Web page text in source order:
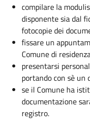
compilare la
disponente sia dal
fotocopie dei
fissare un
Comune di
presentarsi
portando con sè
se il Comune ha
documentazione
registro.